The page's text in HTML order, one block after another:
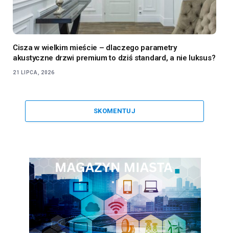
Cisza w wielkim mieście – dlaczego parametry
akustyczne drzwi premium to dziś standard, a nie luksus?
21 LIPCA, 2026
SKOMENTUJ